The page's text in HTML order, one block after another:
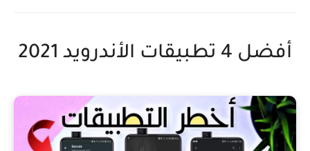
أفضل 4 تطبيقات الأندرويد 2021